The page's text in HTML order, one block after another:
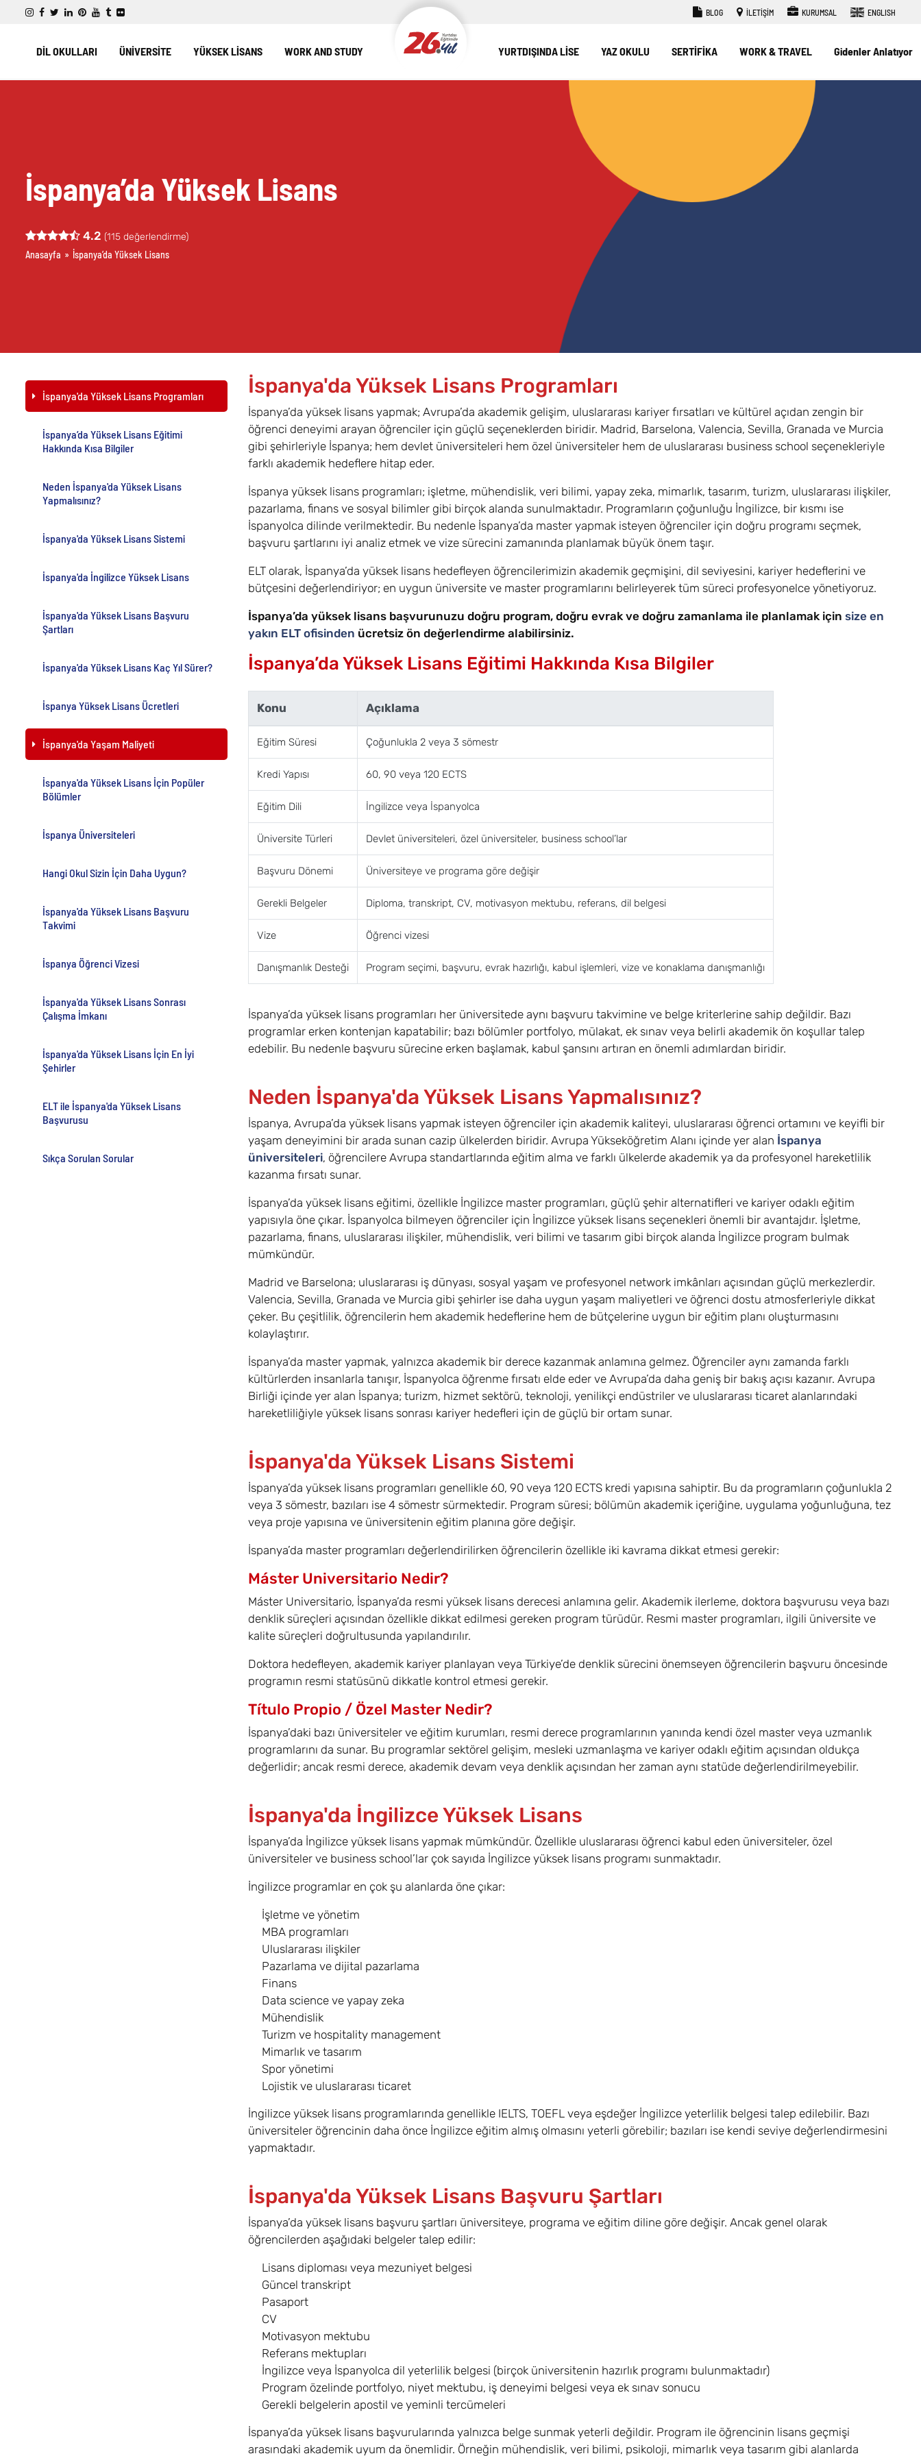
BLOG İLETİŞİM KURUMSAL ENGLISH
DİL OKULLARI ÜNİVERSİTE YÜKSEK LİSANS WORK AND STUDY YURTDIŞINDA LİSE YAZ OKULU SERTİFİKA WORK & TRAVEL Gidenler Anlatıyor
İspanya’da Yüksek Lisans
4.2 (115 değerlendirme)
Anasayfa » İspanya’da Yüksek Lisans
İspanya'da Yüksek Lisans Programları
İspanya’da Yüksek Lisans Eğitimi
Hakkında Kısa Bilgiler
Neden İspanya'da Yüksek Lisans
Yapmalısınız?
İspanya'da Yüksek Lisans Sistemi
İspanya'da İngilizce Yüksek Lisans
İspanya'da Yüksek Lisans Başvuru
Şartları
İspanya'da Yüksek Lisans Kaç Yıl Sürer?
İspanya Yüksek Lisans Ücretleri
İspanya'da Yaşam Maliyeti
İspanya'da Yüksek Lisans İçin Popüler
Bölümler
İspanya Üniversiteleri
Hangi Okul Sizin İçin Daha Uygun?
İspanya'da Yüksek Lisans Başvuru
Takvimi
İspanya Öğrenci Vizesi
İspanya'da Yüksek Lisans Sonrası
Çalışma İmkanı
İspanya'da Yüksek Lisans İçin En İyi
Şehirler
ELT ile İspanya'da Yüksek Lisans
Başvurusu
Sıkça Sorulan Sorular
İspanya'da Yüksek Lisans Programları
İspanya’da yüksek lisans yapmak; Avrupa’da akademik gelişim, uluslararası kariyer fırsatları ve kültürel açıdan zengin bir
öğrenci deneyimi arayan öğrenciler için güçlü seçeneklerden biridir. Madrid, Barselona, Valencia, Sevilla, Granada ve Murcia
gibi şehirleriyle İspanya; hem devlet üniversiteleri hem özel üniversiteler hem de uluslararası business school seçenekleriyle
farklı akademik hedeflere hitap eder.
İspanya yüksek lisans programları; işletme, mühendislik, veri bilimi, yapay zeka, mimarlık, tasarım, turizm, uluslararası ilişkiler,
pazarlama, finans ve sosyal bilimler gibi birçok alanda sunulmaktadır. Programların çoğunluğu İngilizce, bir kısmı ise
İspanyolca dilinde verilmektedir. Bu nedenle İspanya’da master yapmak isteyen öğrenciler için doğru programı seçmek,
başvuru şartlarını iyi analiz etmek ve vize sürecini zamanında planlamak büyük önem taşır.
ELT olarak, İspanya’da yüksek lisans hedefleyen öğrencilerimizin akademik geçmişini, dil seviyesini, kariyer hedeflerini ve
bütçesini değerlendiriyor; en uygun üniversite ve master programlarını belirleyerek tüm süreci profesyonelce yönetiyoruz.
İspanya’da yüksek lisans başvurunuzu doğru program, doğru evrak ve doğru zamanlama ile planlamak için size en
yakın ELT ofisinden ücretsiz ön değerlendirme alabilirsiniz.
İspanya’da Yüksek Lisans Eğitimi Hakkında Kısa Bilgiler
Konu Açıklama
Eğitim Süresi Çoğunlukla 2 veya 3 sömestr
Kredi Yapısı 60, 90 veya 120 ECTS
Eğitim Dili İngilizce veya İspanyolca
Üniversite Türleri Devlet üniversiteleri, özel üniversiteler, business school’lar
Başvuru Dönemi Üniversiteye ve programa göre değişir
Gerekli Belgeler Diploma, transkript, CV, motivasyon mektubu, referans, dil belgesi
Vize Öğrenci vizesi
Danışmanlık Desteği Program seçimi, başvuru, evrak hazırlığı, kabul işlemleri, vize ve konaklama danışmanlığı
İspanya’da yüksek lisans programları her üniversitede aynı başvuru takvimine ve belge kriterlerine sahip değildir. Bazı
programlar erken kontenjan kapatabilir; bazı bölümler portfolyo, mülakat, ek sınav veya belirli akademik ön koşullar talep
edebilir. Bu nedenle başvuru sürecine erken başlamak, kabul şansını artıran en önemli adımlardan biridir.
Neden İspanya'da Yüksek Lisans Yapmalısınız?
İspanya, Avrupa’da yüksek lisans yapmak isteyen öğrenciler için akademik kaliteyi, uluslararası öğrenci ortamını ve keyifli bir
yaşam deneyimini bir arada sunan cazip ülkelerden biridir. Avrupa Yükseköğretim Alanı içinde yer alan İspanya
üniversiteleri, öğrencilere Avrupa standartlarında eğitim alma ve farklı ülkelerde akademik ya da profesyonel hareketlilik
kazanma fırsatı sunar.
İspanya’da yüksek lisans eğitimi, özellikle İngilizce master programları, güçlü şehir alternatifleri ve kariyer odaklı eğitim
yapısıyla öne çıkar. İspanyolca bilmeyen öğrenciler için İngilizce yüksek lisans seçenekleri önemli bir avantajdır. İşletme,
pazarlama, finans, uluslararası ilişkiler, mühendislik, veri bilimi ve tasarım gibi birçok alanda İngilizce program bulmak
mümkündür.
Madrid ve Barselona; uluslararası iş dünyası, sosyal yaşam ve profesyonel network imkânları açısından güçlü merkezlerdir.
Valencia, Sevilla, Granada ve Murcia gibi şehirler ise daha uygun yaşam maliyetleri ve öğrenci dostu atmosferleriyle dikkat
çeker. Bu çeşitlilik, öğrencilerin hem akademik hedeflerine hem de bütçelerine uygun bir eğitim planı oluşturmasını
kolaylaştırır.
İspanya’da master yapmak, yalnızca akademik bir derece kazanmak anlamına gelmez. Öğrenciler aynı zamanda farklı
kültürlerden insanlarla tanışır, İspanyolca öğrenme fırsatı elde eder ve Avrupa’da daha geniş bir bakış açısı kazanır. Avrupa
Birliği içinde yer alan İspanya; turizm, hizmet sektörü, teknoloji, yenilikçi endüstriler ve uluslararası ticaret alanlarındaki
hareketliliğiyle yüksek lisans sonrası kariyer hedefleri için de güçlü bir ortam sunar.
İspanya'da Yüksek Lisans Sistemi
İspanya’da yüksek lisans programları genellikle 60, 90 veya 120 ECTS kredi yapısına sahiptir. Bu da programların çoğunlukla 2
veya 3 sömestr, bazıları ise 4 sömestr sürmektedir. Program süresi; bölümün akademik içeriğine, uygulama yoğunluğuna, tez
veya proje yapısına ve üniversitenin eğitim planına göre değişir.
İspanya’da master programları değerlendirilirken öğrencilerin özellikle iki kavrama dikkat etmesi gerekir:
Máster Universitario Nedir?
Máster Universitario, İspanya’da resmi yüksek lisans derecesi anlamına gelir. Akademik ilerleme, doktora başvurusu veya bazı
denklik süreçleri açısından özellikle dikkat edilmesi gereken program türüdür. Resmi master programları, ilgili üniversite ve
kalite süreçleri doğrultusunda yapılandırılır.
Doktora hedefleyen, akademik kariyer planlayan veya Türkiye’de denklik sürecini önemseyen öğrencilerin başvuru öncesinde
programın resmi statüsünü dikkatle kontrol etmesi gerekir.
Título Propio / Özel Master Nedir?
İspanya’daki bazı üniversiteler ve eğitim kurumları, resmi derece programlarının yanında kendi özel master veya uzmanlık
programlarını da sunar. Bu programlar sektörel gelişim, mesleki uzmanlaşma ve kariyer odaklı eğitim açısından oldukça
değerlidir; ancak resmi derece, akademik devam veya denklik açısından her zaman aynı statüde değerlendirilmeyebilir.
İspanya'da İngilizce Yüksek Lisans
İspanya’da İngilizce yüksek lisans yapmak mümkündür. Özellikle uluslararası öğrenci kabul eden üniversiteler, özel
üniversiteler ve business school’lar çok sayıda İngilizce yüksek lisans programı sunmaktadır.
İngilizce programlar en çok şu alanlarda öne çıkar:
İşletme ve yönetim
MBA programları
Uluslararası ilişkiler
Pazarlama ve dijital pazarlama
Finans
Data science ve yapay zeka
Mühendislik
Turizm ve hospitality management
Mimarlık ve tasarım
Spor yönetimi
Lojistik ve uluslararası ticaret
İngilizce yüksek lisans programlarında genellikle IELTS, TOEFL veya eşdeğer İngilizce yeterlilik belgesi talep edilebilir. Bazı
üniversiteler öğrencinin daha önce İngilizce eğitim almış olmasını yeterli görebilir; bazıları ise kendi seviye değerlendirmesini
yapmaktadır.
İspanya'da Yüksek Lisans Başvuru Şartları
İspanya’da yüksek lisans başvuru şartları üniversiteye, programa ve eğitim diline göre değişir. Ancak genel olarak
öğrencilerden aşağıdaki belgeler talep edilir:
Lisans diploması veya mezuniyet belgesi
Güncel transkript
Pasaport
CV
Motivasyon mektubu
Referans mektupları
İngilizce veya İspanyolca dil yeterlilik belgesi (birçok üniversitenin hazırlık programı bulunmaktadır)
Program özelinde portfolyo, niyet mektubu, iş deneyimi belgesi veya ek sınav sonucu
Gerekli belgelerin apostil ve yeminli tercümeleri
İspanya’da yüksek lisans başvurularında yalnızca belge sunmak yeterli değildir. Program ile öğrencinin lisans geçmişi
arasındaki akademik uyum da önemlidir. Örneğin mühendislik, veri bilimi, psikoloji, mimarlık veya tasarım gibi alanlarda